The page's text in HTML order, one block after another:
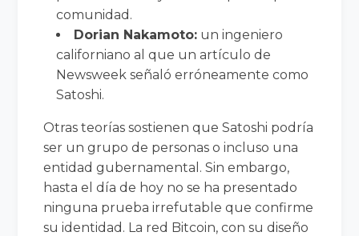
comunidad.
Dorian Nakamoto: un ingeniero
californiano al que un artículo de
Newsweek señaló erróneamente como
Satoshi.
Otras teorías sostienen que Satoshi podría
ser un grupo de personas o incluso una
entidad gubernamental. Sin embargo,
hasta el día de hoy no se ha presentado
ninguna prueba irrefutable que confirme
su identidad. La red Bitcoin, con su diseño